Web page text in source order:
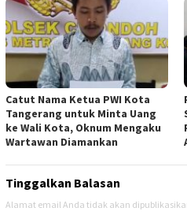
Catut Nama Ketua PWI Kota
Tangerang untuk Minta Uang
ke Wali Kota, Oknum Mengaku
Wartawan Diamankan
Tinggalkan Balasan
Alamat email Anda tidak akan